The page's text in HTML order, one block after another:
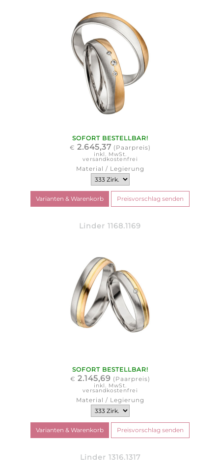
SOFORT BESTELLBAR!
€ 2.645,37 (Paarpreis)
inkl. MwSt.
versandkostenfrei
Material / Legierung
Linder 1168.1169
SOFORT BESTELLBAR!
€ 2.145,69 (Paarpreis)
inkl. MwSt.
versandkostenfrei
Material / Legierung
Linder 1316.1317